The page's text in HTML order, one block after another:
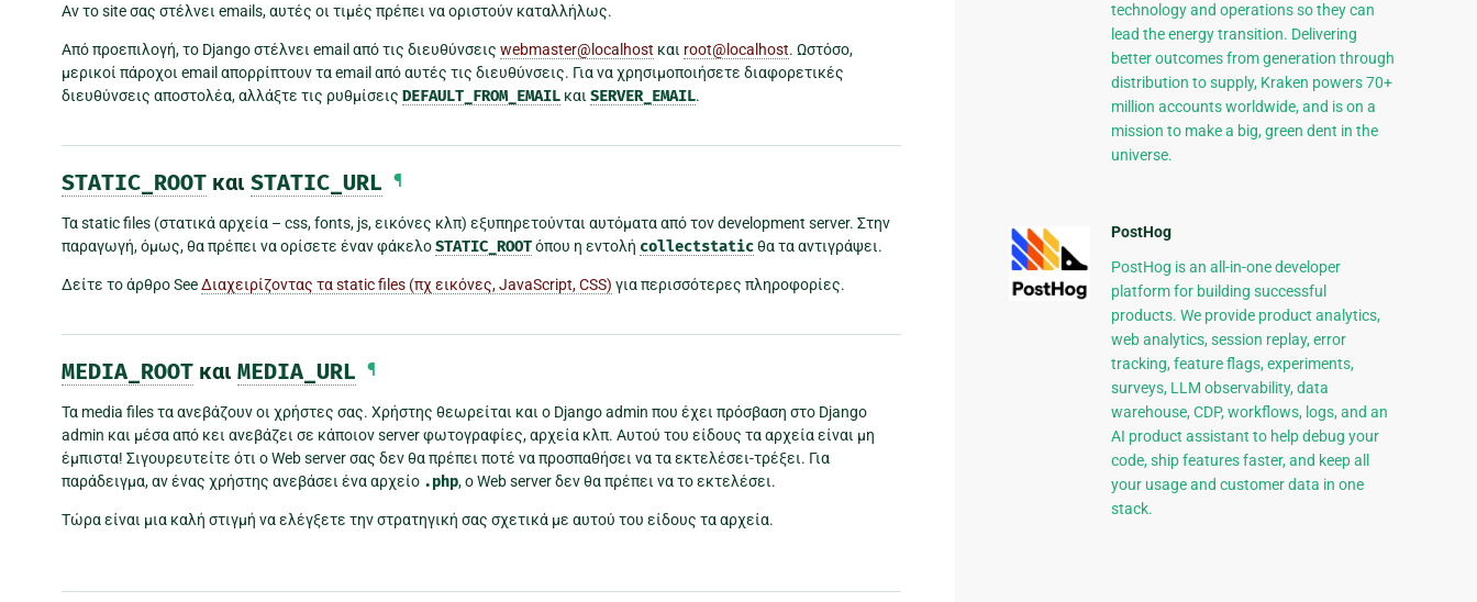
Αν το site σας στέλνει emails, αυτές οι τιμές πρέπει να οριστούν καταλλήλως.
Από προεπιλογή, το Django στέλνει email από τις διευθύνσεις webmaster@ localhost και root@ localhost. Ωστόσο,
μερικοί πάροχοι email απορρίπτουν τα email από αυτές τις διευθύνσεις. Για να χρησιμοποιήσετε διαφορετικές
διευθύνσεις αποστολέα, αλλάξτε τις ρυθμίσεις DEFAULT_FROM_EMAIL και SERVER_EMAIL.
STATIC_ROOT και STATIC_URL ¶
Τα static files (στατικά αρχεία – css, fonts, js, εικόνες κλπ) εξυπηρετούνται αυτόματα από τον development server. Στην
παραγωγή, όμως, θα πρέπει να ορίσετε έναν φάκελοSTATIC_ROOTόπου η εντολή collectstaticθα τα αντιγράψει.
Δείτε το άρθρο SeeΔιαχειρίζοντας τα static files (πχ εικόνες, JavaScript, CSS) για περισσότερες πληροφορίες.
MEDIA_ROOT και MEDIA_URL ¶
Τα media files τα ανεβάζουν οι χρήστες σας. Χρήστης θεωρείται και ο Django admin που έχει πρόσβαση στο Django
admin και μέσα από κει ανεβάζει σε κάποιον server φωτογραφίες, αρχεία κλπ. Αυτού του είδους τα αρχεία είναι μη
έμπιστα! Σιγουρευτείτε ότι ο Web server σας δεν θα πρέπει ποτέ να προσπαθήσει να τα εκτελέσει-τρέξει. Για
παράδειγμα, αν ένας χρήστης ανεβάσει ένα αρχείο .php, ο Web server δεν θα πρέπει να το εκτελέσει.
Τώρα είναι μια καλή στιγμή να ελέγξετε την στρατηγική σας σχετικά με αυτού του είδους τα αρχεία.
technology and operations so they can
lead the energy transition. Delivering
better outcomes from generation through
distribution to supply, Kraken powers 70+
million accounts worldwide, and is on a
mission to make a big, green dent in the
universe.
PostHog
PostHog is an all-in-one developer
platform for building successful
products. We provide product analytics,
web analytics, session replay, error
tracking, feature flags, experiments,
surveys, LLM observability, data
warehouse, CDP, workflows, logs, and an
AI product assistant to help debug your
code, ship features faster, and keep all
your usage and customer data in one
stack.